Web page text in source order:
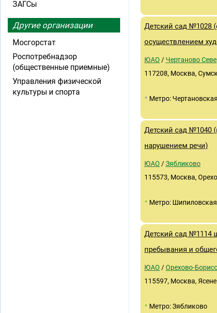
Детский сад №1028
осуществлением
ЮАО / Чертаново
117208, Москва,
• Метро:
Детский сад №1040
нарушением речи)
ЮАО /Зябликово
115573, Москва,
• Метро: Шипиловская
Детский сад №1114
пребывания и
ЮАО /Орехово-
115597, Москва,
• Метро: Зябликово
ЗАГСы
Другие организации
Мосгорстат
Роспотребнадзор
(общественные приемные)
Управления физической
культуры и спорта